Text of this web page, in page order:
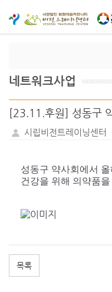
네트워크사업
[23.11.후원] 성동구
시립비전트레이닝센터
성동구 약사회에서
건강을 위해 의약품
목록